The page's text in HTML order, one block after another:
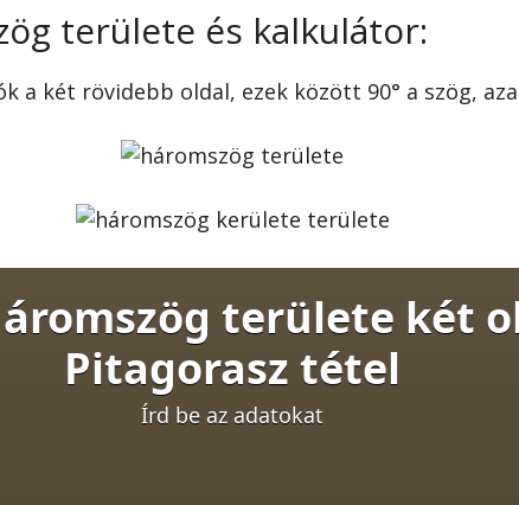
területe és kalkulátor:
a két rövidebb oldal, ezek között 90° a szög,
területe két
Pitagorasz tétel
Írd be az adatokat